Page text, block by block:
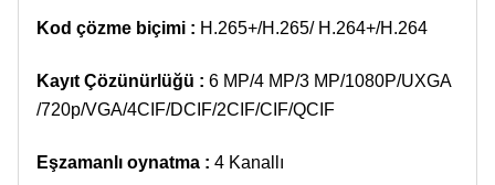
Kod çözme biçimi : H.265+/H.265/ H.264+/H.264
Kayıt Çözünürlüğü : 6 MP/4 MP/3 MP/1080P/UXGA
/720p/VGA/4CIF/DCIF/2CIF/CIF/QCIF
Eşzamanlı oynatma : 4 Kanallı